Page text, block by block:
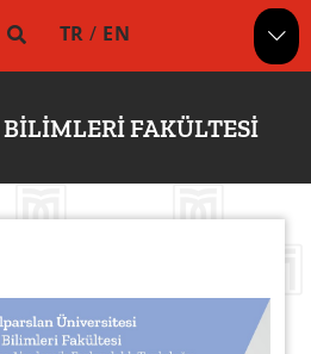
TR / EN
BİLİMLERİ FAKÜLTESİ